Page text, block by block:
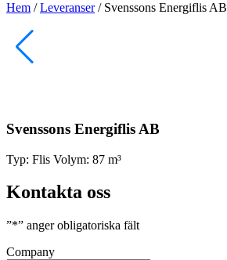
Hem /Leveranser/ Svenssons Energiflis AB
Svenssons Energiflis AB
Typ: Flis Volym: 87 m³
Kontakta oss
”*” anger obligatoriska fält
Company